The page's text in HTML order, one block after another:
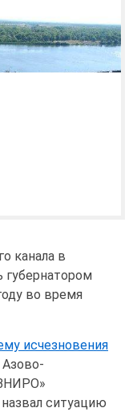
канала в
губернатором
во время
исчезновения
Азово-
ситуацию